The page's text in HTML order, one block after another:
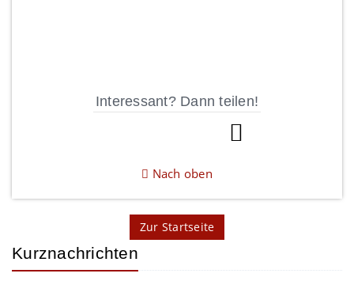
Interessant? Dann teilen!
Nach oben
Zur Startseite
Kurznachrichten